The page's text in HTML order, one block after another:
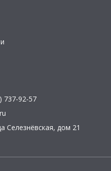
737-92-57
Селезнёвская, дом 21